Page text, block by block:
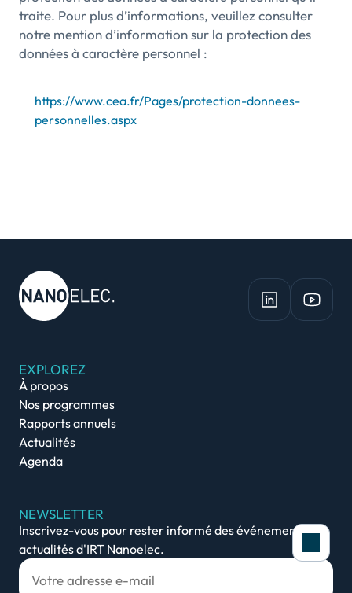
traite. Pour plus d’informations, veuillez consulter
notre mention d’information sur la protection des
données à caractère personnel :
https://www.cea.fr/Pages/protection-donnees-
personnelles.aspx
EXPLOREZ
À propos
Nos programmes
Rapports annuels
Actualités
Agenda
NEWSLETTER
Inscrivez-vous pour rester informé des événements et
actualités d'IRT Nanoelec.